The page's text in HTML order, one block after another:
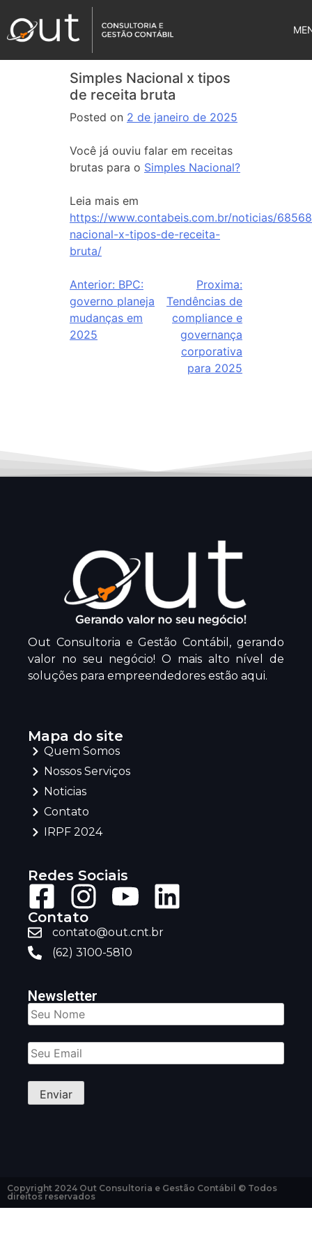
Simples Nacional x tipos
de receita bruta
Posted on 2 de janeiro de 2025
Você já ouviu falar em receitas
brutas para o Simples Nacional?
Leia mais em
https://www.contabeis.com.br/noticias/
nacional-x-tipos-de-receita-
bruta/
Anterior: BPC:
governo planeja
mudanças em
2025
Proxima:
Tendências de
compliance e
governança
corporativa
para 2025
Out Consultoria e Gestão Contábil, gerando
valor no seu negócio! O mais alto nível de
soluções para empreendedores estão aqui.
Mapa do site
Quem Somos
Nossos Serviços
Noticias
Contato
IRPF 2024
Redes Sociais
Contato
contato@out.cnt.br
(62) 3100-5810
Newsletter
Copyright 2024 Out Consultoria e Gestão Contábil © Todos
direitos reservados